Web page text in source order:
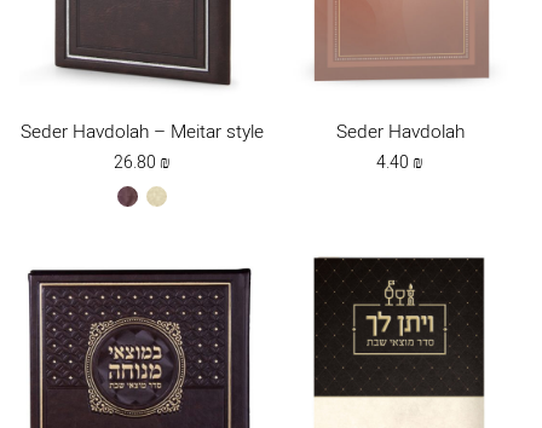
Seder Havdolah – Meitar style
26.80₪
browncream
Seder Havdolah
4.40₪